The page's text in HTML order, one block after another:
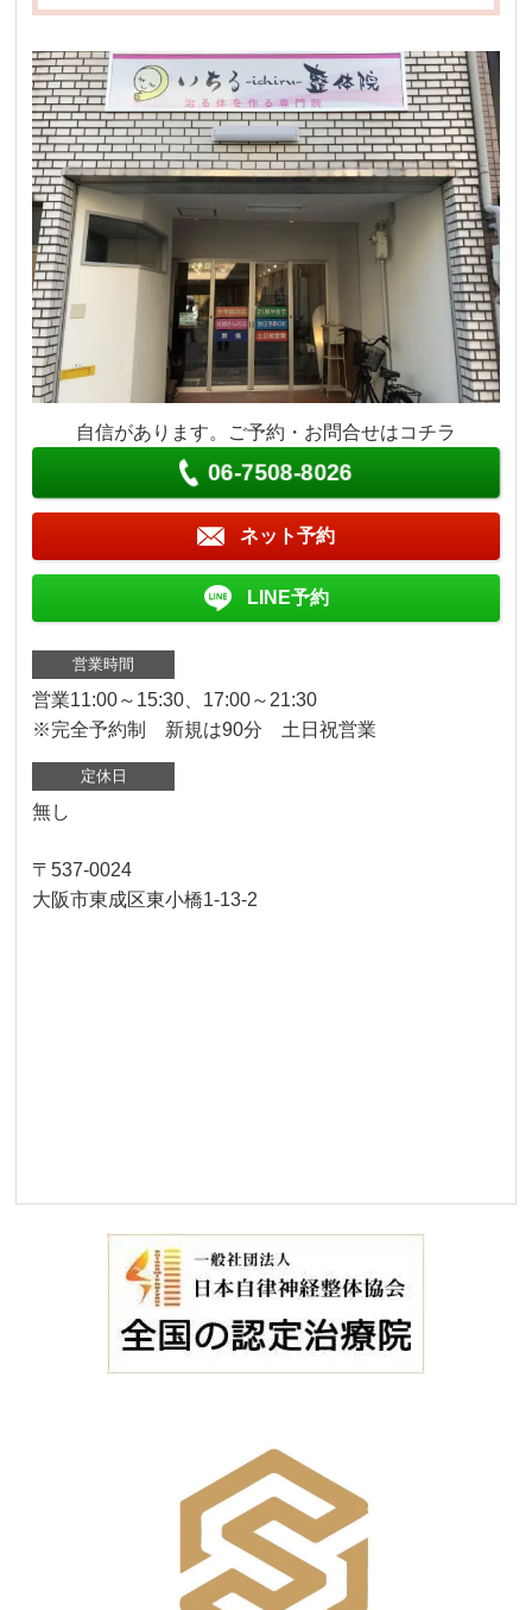
自信があります。ご予約・お問合せはコチラ
06-7508-8026
ネット予約
LINE予約
営業時間
営業11:00～15:30、17:00～21:30
※完全予約制 新規は90分 土日祝営業
定休日
無し
〒537-0024
大阪市東成区東小橋1-13-2